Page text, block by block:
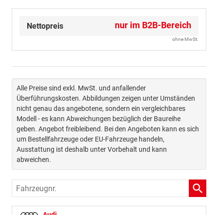
Nettopreis nur im B2B-Bereich
ohne MwSt.
Alle Preise sind exkl. MwSt. und anfallender
Überführungskosten. Abbildungen zeigen unter Umständen
nicht genau das angebotene, sondern ein vergleichbares
Modell - es kann Abweichungen bezüglich der Baureihe
geben. Angebot freibleibend. Bei den Angeboten kann es sich
um Bestellfahrzeuge oder EU-Fahrzeuge handeln,
Ausstattung ist deshalb unter Vorbehalt und kann
abweichen.
Fahrzeugnr.